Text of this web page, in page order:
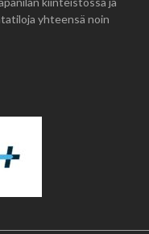
yhteensä noin